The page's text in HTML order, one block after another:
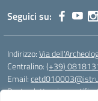
Seguici su:
Indirizzo:Via
Centralino:(+39)
Email:
Posta elettronica